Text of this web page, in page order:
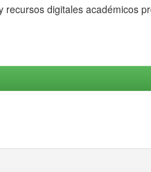
digitales académicos